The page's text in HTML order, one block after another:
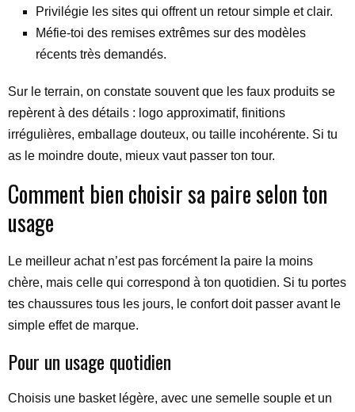
Privilégie les sites qui offrent un retour simple et clair.
Méfie-toi des remises extrêmes sur des modèles
récents très demandés.
Sur le terrain, on constate souvent que les faux produits se
repèrent à des détails : logo approximatif, finitions
irrégulières, emballage douteux, ou taille incohérente. Si tu
as le moindre doute, mieux vaut passer ton tour.
Comment bien choisir sa paire selon ton
usage
Le meilleur achat n’est pas forcément la paire la moins
chère, mais celle qui correspond à ton quotidien. Si tu portes
tes chaussures tous les jours, le confort doit passer avant le
simple effet de marque.
Pour un usage quotidien
Choisis une basket légère, avec une semelle souple et un